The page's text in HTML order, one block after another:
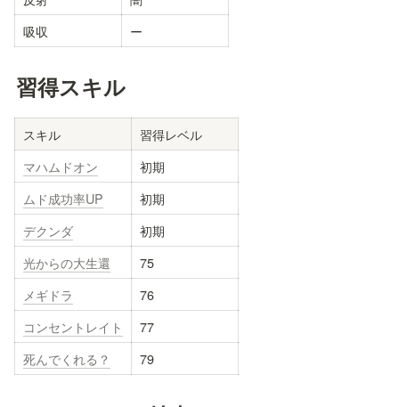
吸収
ー
習得スキル
スキル
習得レベル
マハムドオン
初期
ムド成功率UP
初期
デクンダ
初期
光からの大生還
75
メギドラ
76
コンセントレイト
77
死んでくれる？
79